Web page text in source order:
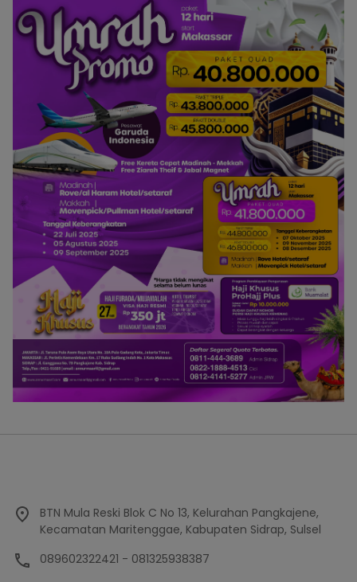
BTN Mula Reski Blok C No 13, Kelurahan Pangkajene,
Kecamatan Maritenggae, Kabupaten Sidrap, Sulsel
089602322421 - 081325938387